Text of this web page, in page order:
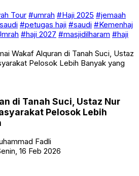
Tour #umrah #Haji 2025 #jemaah
#petugas haji #saudi #Kemenhaj
#haji 2027 #masjidilharam #haji
Wakaf Alquran di Tanah Suci, Ustaz
Pelosok Lebih Banyak yang
di Tanah Suci, Ustaz Nur
Pelosok Lebih
Fadli
16 Feb 2026